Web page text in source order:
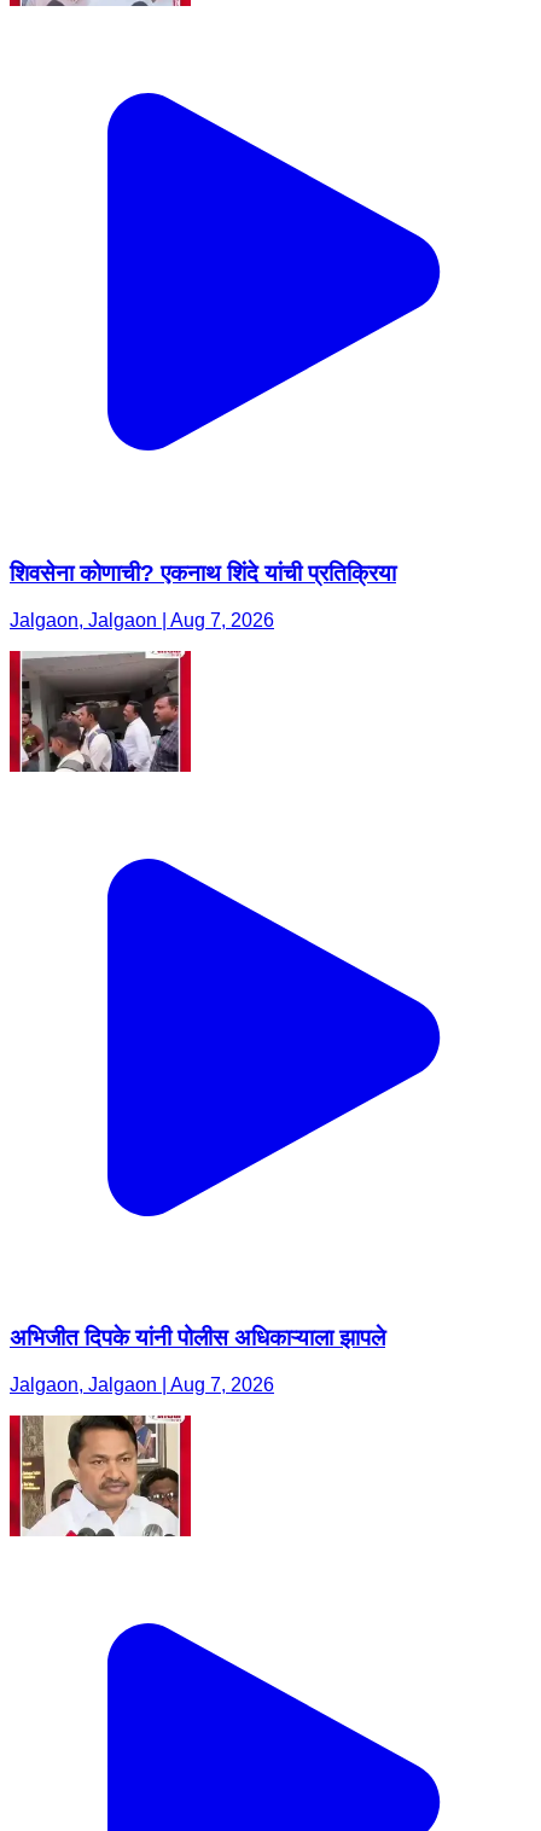
शिवसेना कोणाची? एकनाथ शिंदे यांची प्रतिक्रिया
Jalgaon, Jalgaon | Aug 7, 2026
अभिजीत दिपके यांनी पोलीस अधिकाऱ्याला झापले
Jalgaon, Jalgaon | Aug 7, 2026